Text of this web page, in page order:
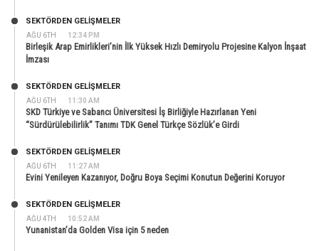
AĞU 6TH 12:34 PM
SEKTÖRDEN GELIŞMELER
Birleşik Arap Emirlikleri’nin İlk Yüksek Hızlı Demiryolu Projesine Kalyon İnşaat
İmzası
AĞU 6TH 11:30 AM
SEKTÖRDEN GELIŞMELER
SKD Türkiye ve Sabancı Üniversitesi İş Birliğiyle Hazırlanan Yeni
“Sürdürülebilirlik” Tanımı TDK Genel Türkçe Sözlük’e Girdi
AĞU 6TH 11:27 AM
SEKTÖRDEN GELIŞMELER
Evini Yenileyen Kazanıyor, Doğru Boya Seçimi Konutun Değerini Koruyor
AĞU 4TH 10:52 AM
SEKTÖRDEN GELIŞMELER
Yunanistan’da Golden Visa için 5 neden